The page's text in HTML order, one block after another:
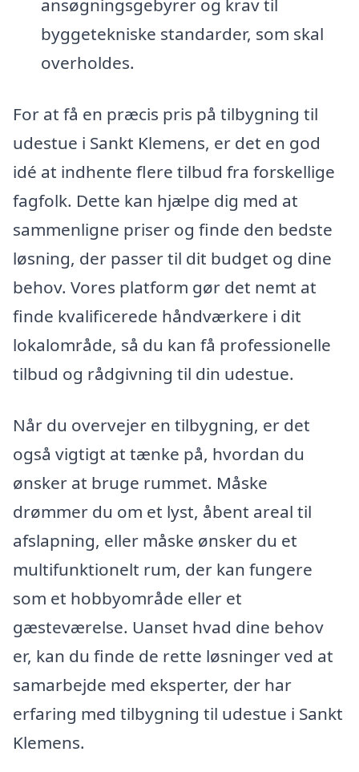
ansøgningsgebyrer og krav til
byggetekniske standarder, som skal
overholdes.
For at få en præcis pris på tilbygning til
udestue i Sankt Klemens, er det en god
idé at indhente flere tilbud fra forskellige
fagfolk. Dette kan hjælpe dig med at
sammenligne priser og finde den bedste
løsning, der passer til dit budget og dine
behov. Vores platform gør det nemt at
finde kvalificerede håndværkere i dit
lokalområde, så du kan få professionelle
tilbud og rådgivning til din udestue.
Når du overvejer en tilbygning, er det
også vigtigt at tænke på, hvordan du
ønsker at bruge rummet. Måske
drømmer du om et lyst, åbent areal til
afslapning, eller måske ønsker du et
multifunktionelt rum, der kan fungere
som et hobbyområde eller et
gæsteværelse. Uanset hvad dine behov
er, kan du finde de rette løsninger ved at
samarbejde med eksperter, der har
erfaring med tilbygning til udestue i Sankt
Klemens.